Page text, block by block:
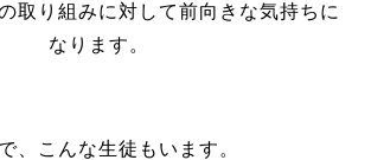
取り組みに対して前向きな気持ちに
なります。
、こんな生徒もいます。